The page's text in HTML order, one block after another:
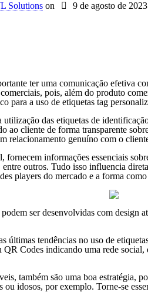
Solutions on 9 de agosto de 2023
ter uma comunicação efetiva
pois, além do produto
para a uso de etiquetas tag
utilização das etiquetas de
ao cliente de forma transparente
relacionamento genuíno com o
fornecem informações essenciais
outros. Tudo isso influencia
players do mercado e a forma
ser desenvolvidas com design
últimas tendências no uso de
QR Codes indicando uma rede
também são uma boa estratégia,
ou idosos, por exemplo. Torne-se